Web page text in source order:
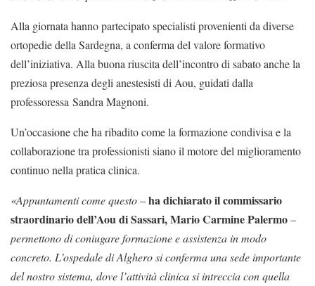
Alla giornata hanno partecipato specialisti provenienti da diverse
ortopedie della Sardegna, a conferma del valore formativo
dell’iniziativa. Alla buona riuscita dell’incontro di sabato anche la
preziosa presenza degli anestesisti di Aou, guidati dalla
professoressa Sandra Magnoni.
Un’occasione che ha ribadito come la formazione condivisa e la
collaborazione tra professionisti siano il motore del miglioramento
continuo nella pratica clinica.
«Appuntamenti come questo–ha dichiarato il commissario
straordinario dell’Aou di Sassari, Mario Carmine Palermo–
permettono di coniugare formazione e assistenza in modo
concreto. L’ospedale di Alghero si conferma una sede importante
del nostro sistema, dove l’attività clinica si intreccia con quella